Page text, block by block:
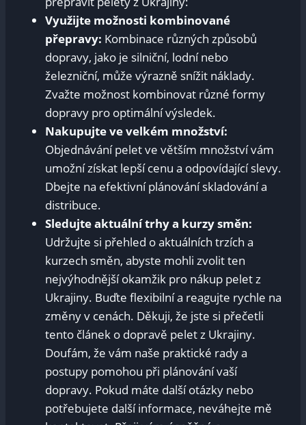
Využijte možnosti kombinované
přepravy: Kombinace různých způsobů
dopravy, jako je silniční, lodní nebo
železniční, může výrazně snížit náklady.
Zvažte možnost kombinovat různé formy
dopravy pro optimální výsledek.
Nakupujte ve velkém množství:
Objednávání pelet ve větším množství vám
umožní získat lepší cenu a odpovídající slevy.
Dbejte na efektivní plánování skladování a
distribuce.
Sledujte aktuální trhy a kurzy směn:
Udržujte si přehled o aktuálních trzích a
kurzech směn, abyste mohli zvolit ten
nejvýhodnější okamžik pro nákup pelet z
Ukrajiny. Buďte flexibilní a reagujte rychle na
změny v cenách. Děkuji, že jste si přečetli
tento článek o dopravě pelet z Ukrajiny.
Doufám, že vám naše praktické rady a
postupy pomohou při plánování vaší
dopravy. Pokud máte další otázky nebo
potřebujete další informace, neváhejte mě